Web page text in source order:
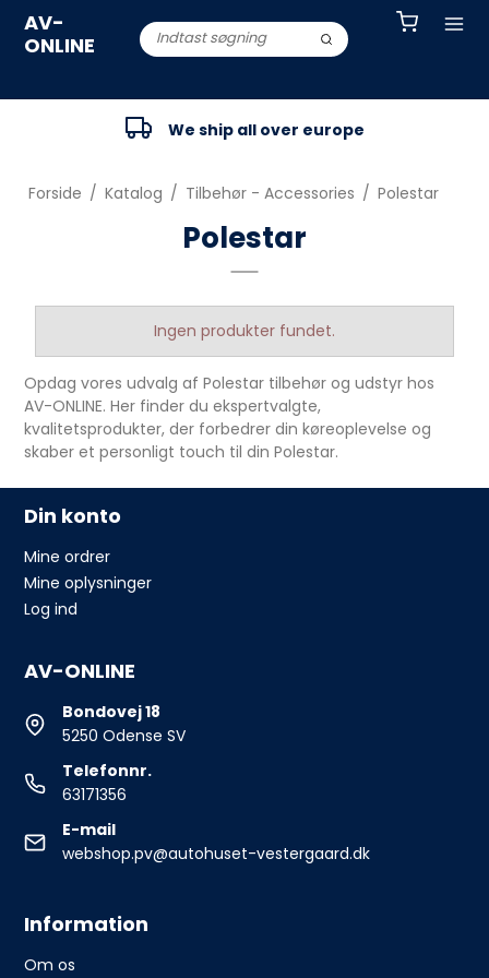
AV-
ONLINE
We ship all over europe
Forside / Katalog / Tilbehør - Accessories / Polestar
Polestar
Ingen produkter fundet.
Opdag vores udvalg af Polestar tilbehør og udstyr hos
AV-ONLINE. Her finder du ekspertvalgte,
kvalitetsprodukter, der forbedrer din køreoplevelse og
skaber et personligt touch til din Polestar.
Din konto
Mine ordrer
Mine oplysninger
Log ind
AV-ONLINE
Bondovej 18
5250 Odense SV
Telefonnr.
63171356
E-mail
webshop.pv@autohuset-vestergaard.dk
Information
Om os